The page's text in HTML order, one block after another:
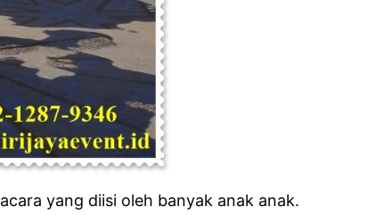
yang diisi oleh banyak anak anak.